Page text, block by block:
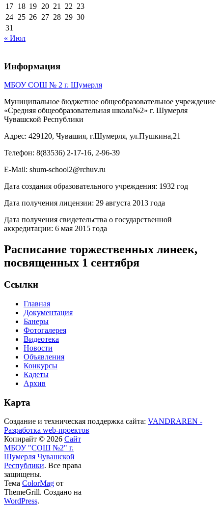
17 18 19 20 21 22 23
24 25 26 27 28 29 30
31
« Июл
Информация
МБОУ СОШ № 2 г. Шумерля
Муниципальное бюджетное общеобразовательное учреждение
«Средняя общеобразовательная школа№2» г. Шумерля
Чувашской Республики
Адрес: 429120, Чувашия, г.Шумерля, ул.Пушкина,21
Телефон: 8(83536) 2-17-16, 2-96-39
E-Mail: shum-school2@rchuv.ru
Дата создания образовательного учреждения: 1932 год
Дата получения лицензии: 29 августа 2013 года
Дата получения свидетельства о государственной
аккредитации: 6 мая 2015 года
Расписание торжественных линеек,
посвященных 1 сентября
Ссылки
Главная
Документация
Банеры
Фотогалерея
Видеотека
Новости
Объявления
Конкурсы
Кадеты
Архив
Карта
Создание и техническая поддержка сайта: VANDRAREN -
Разработка web-проектов
Копирайт © 2026 Сайт
МБОУ "СОШ №2" г.
Шумерля Чувашской
Республики. Все права
защищены.
Тема ColorMag от
ThemeGrill. Создано на
WordPress.